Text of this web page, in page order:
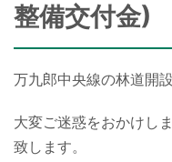
整備交付金)
万九郎中央線の林道開
大変ご迷惑をおかけし
致します。